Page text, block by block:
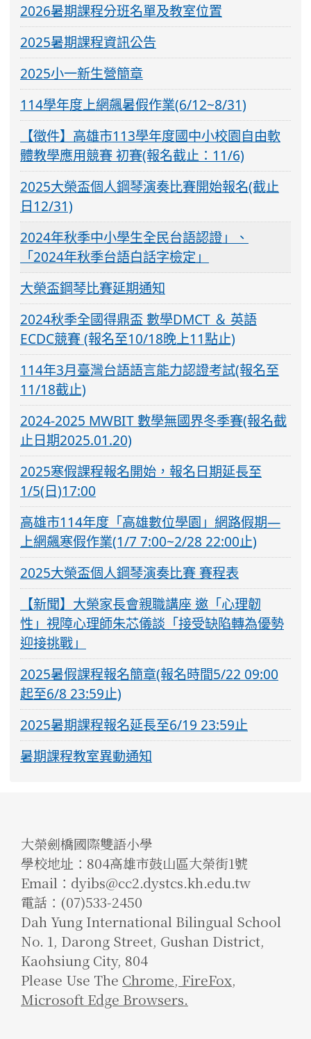
2026暑期課程分班名單及教室位置
2025暑期課程資訊公告
2025小一新生營簡章
114學年度上網飆暑假作業(6/12~8/31)
【徵件】高雄市113學年度國中小校園自由軟
體教學應用競賽 初賽(報名截止：11/6)
2025大榮盃個人鋼琴演奏比賽開始報名(截止
日12/31)
2024年秋季中小學生全民台語認證」、
「2024年秋季台語白話字檢定」
大榮盃鋼琴比賽延期通知
2024秋季全國得鼎盃 數學DMCT ＆ 英語
ECDC競賽 (報名至10/18晚上11點止)
114年3月臺灣台語語言能力認證考試(報名至
11/18截止)
2024-2025 MWBIT 數學無國界冬季賽(報名截
止日期2025.01.20)
2025寒假課程報名開始，報名日期延長至
1/5(日)17:00
高雄市114年度「高雄數位學園」網路假期—
上網飆寒假作業(1/7 7:00~2/28 22:00止)
2025大榮盃個人鋼琴演奏比賽 賽程表
【新聞】大榮家長會親職講座 邀「心理韌
性」視障心理師朱芯儀談「接受缺陷轉為優勢
迎接挑戰」
2025暑假課程報名簡章(報名時間5/22 09:00
起至6/8 23:59止)
2025暑期課程報名延長至6/19 23:59止
暑期課程教室異動通知
大榮劍橋國際雙語小學
學校地址：804高雄市鼓山區大榮街1號
Email：dyibs@cc2.dystcs.kh.edu.tw
電話：(07)533-2450
Dah Yung International Bilingual School
No. 1, Darong Street, Gushan District,
Kaohsiung City, 804
Please Use The Chrome, FireFox,
Microsoft Edge Browsers.